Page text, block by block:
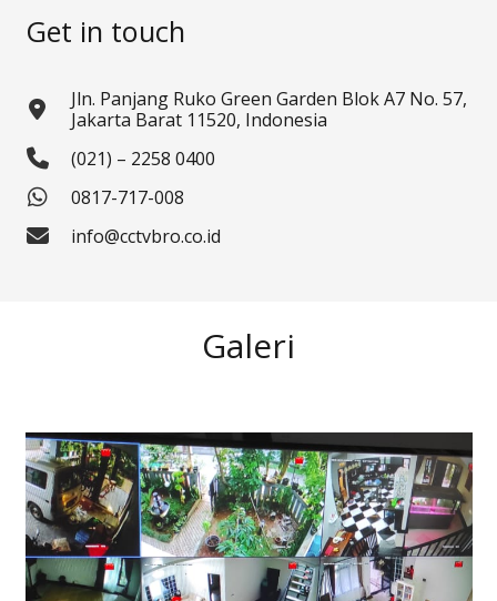
Get in touch
Jln. Panjang Ruko Green Garden Blok A7 No. 57,
Jakarta Barat 11520, Indonesia
(021) – 2258 0400
0817-717-008
info@cctvbro.co.id
Galeri